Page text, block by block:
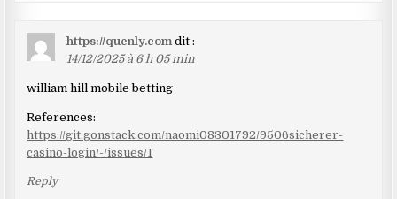
https://quenly.com dit :
14/12/2025 à 6 h 05 min
william hill mobile betting
References:
https://git.gonstack.com/naomi08301792/9506sicherer-
casino-login/-/issues/1
Reply